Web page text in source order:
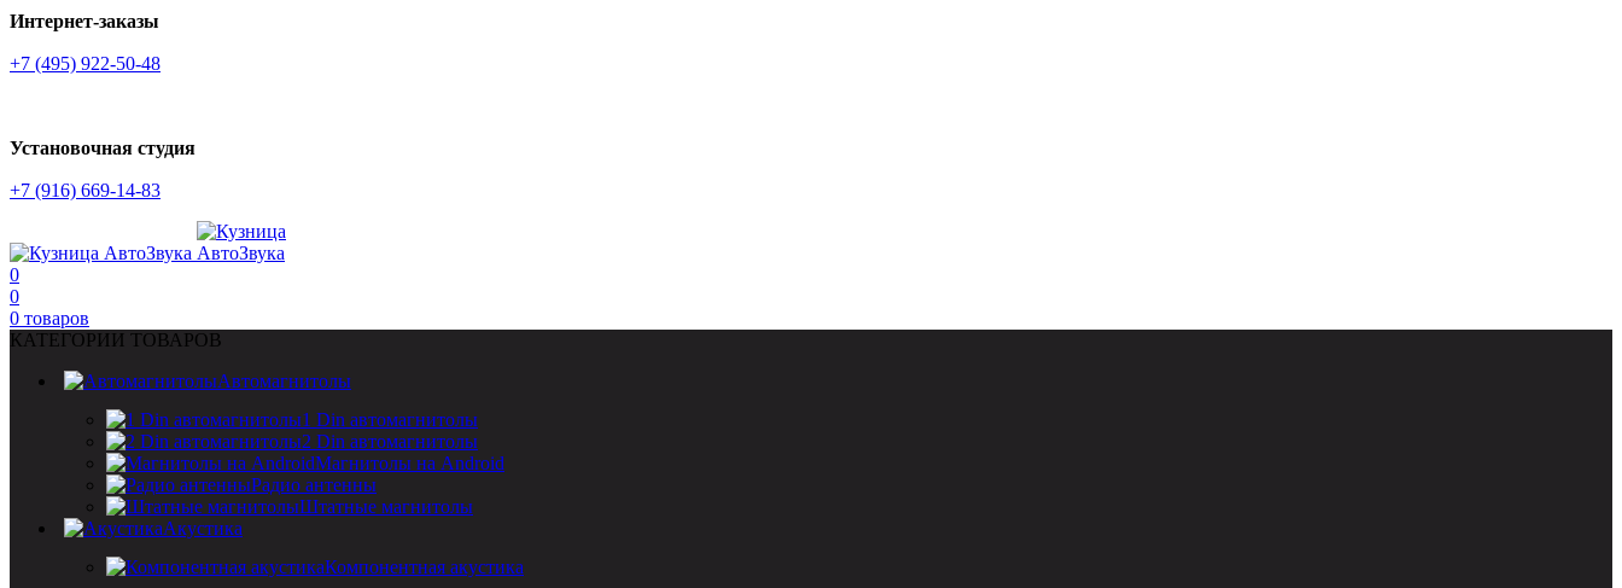
Интернет-заказы
+7 (495) 922-50-48
Установочная студия
+7 (916) 669-14-83
0
0
0 товаров
КАТЕГОРИИ ТОВАРОВ
Автомагнитолы
1 Din автомагнитолы
2 Din автомагнитолы
Магнитолы на Android
Радио антенны
Штатные магнитолы
Акустика
Компонентная акустика